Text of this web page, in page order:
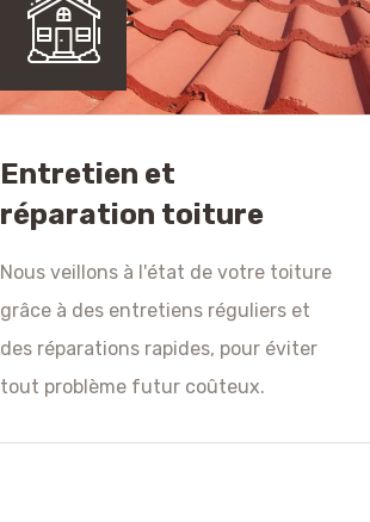
Entretien et
réparation toiture
Nous veillons à l'état de votre toiture
grâce à des entretiens réguliers et
des réparations rapides, pour éviter
tout problème futur coûteux.